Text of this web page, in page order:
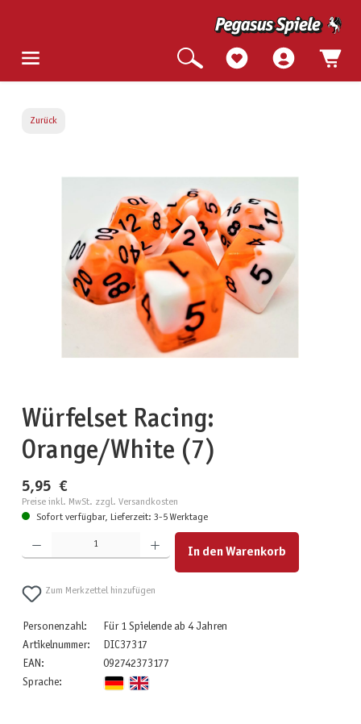
Zurück
Würfelset Racing:
Orange/White (7)
5,95 €
Preise inkl. MwSt. zzgl. Versandkosten
Sofort verfügbar, Lieferzeit: 3-5 Werktage
Produkt Anzahl: Gib den gewünschten Wert ein oder benutze die Schaltflächen um die Anzahl zu
In den Warenkorb
Zum Merkzettel hinzufügen
Personenzahl:
Für 1 Spielende ab 4 Jahren
Artikelnummer:
DIC37317
EAN:
092742373177
Sprache: